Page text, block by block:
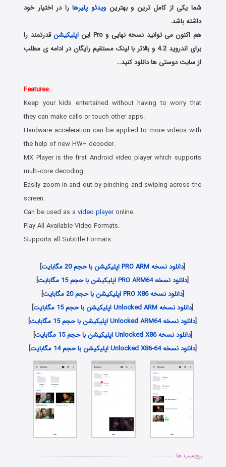
شما یکی از کامل ترین و بهترینویدئو پلیرهارا در اختیار خود
داشته باشد.
هم اکنون می توانید نسخه نهایی و Pro این
اپلیکیشنقدرتمند را
برای اندروید 4.2 و بالاتر با لینک مستقیم رایگان در ادامه ی مطلب
از سایت دوستی ها دانلود کنید…
Features:
Keep your kids entertained without having to worry that
they can make calls or touch other apps.
Hardware acceleration can be applied to more videos with
the help of new HW+ decoder.
MX Player is the first Android video player which supports
multi-core decoding.
Easily zoom in and out by pinching and swiping across the
screen.
Can be used as avideo playeronline.
Play All Available Video Formats.
Supports all Subtitle Formats.
[دانلود نسخه PRO ARM اپلیکیشن با حجم 20 مگابایت
]
[دانلود نسخه PRO ARM64 اپلیکیشن با حجم 15 مگابایت
]
[دانلود نسخه PRO X86 اپلیکیشن با حجم 20 مگابایت
]
[دانلود نسخه Unlocked ARM اپلیکیشن با حجم 15 مگابایت
]
[دانلود نسخه Unlocked ARM64 اپلیکیشن با حجم 15 مگابایت
]
[دانلود نسخه Unlocked X86 اپلیکیشن با حجم 15 مگابایت
]
[دانلود نسخه Unlocked X86-64 اپلیکیشن با حجم 14 مگابایت ]
برچسب ها